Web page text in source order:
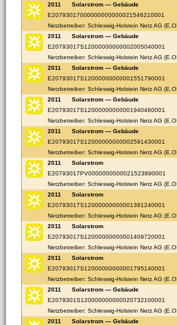
2011
Solarstrom — Gebäude
E20793017000000000000021546210001
Netzbetreiber: Schleswig-Holstein Netz AG
2011
Solarstrom — Gebäude
E20793017S12000000000002005040001
Netzbetreiber: Schleswig-Holstein Netz AG
2011
Solarstrom — Gebäude
E20793017S12000000000001551790001
Netzbetreiber: Schleswig-Holstein Netz AG
2011
Solarstrom — Gebäude
E20793017S12000000000001940460001
Netzbetreiber: Schleswig-Holstein Netz AG
2011
Solarstrom — Gebäude
E20793017S12000000000002591430001
Netzbetreiber: Schleswig-Holstein Netz AG
2011
Solarstrom
E20793017PV0000000000021523890001
Netzbetreiber: Schleswig-Holstein Netz AG
2011
Solarstrom
E20793017S12000000000001391240001
Netzbetreiber: Schleswig-Holstein Netz AG
2011
Solarstrom
E20793017S12000000000001409720001
Netzbetreiber: Schleswig-Holstein Netz AG
2011
Solarstrom
E20793017S12000000000001795140001
Netzbetreiber: Schleswig-Holstein Netz AG
2011
Solarstrom — Gebäude
E2079301S120000000000020732100001
Netzbetreiber: Schleswig-Holstein Netz AG
2011
Solarstrom — Gebäude